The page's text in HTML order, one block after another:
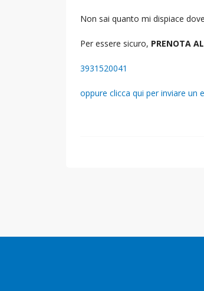
Non sai quanto mi dispiace
Per essere sicuro, PRENOTA
3931520041
oppure clicca qui per inviare un